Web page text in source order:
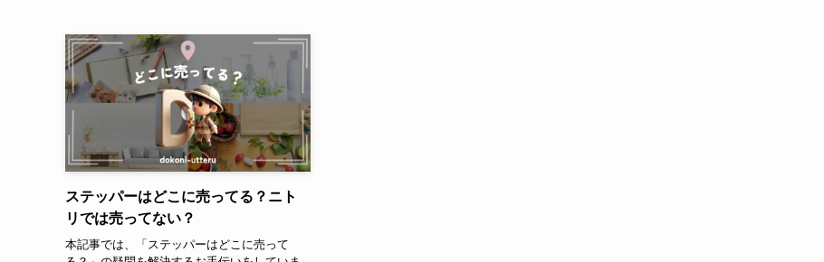
ステッパーはどこに売ってる？ニト
リでは売ってない？
本記事では、「ステッパーはどこに売って